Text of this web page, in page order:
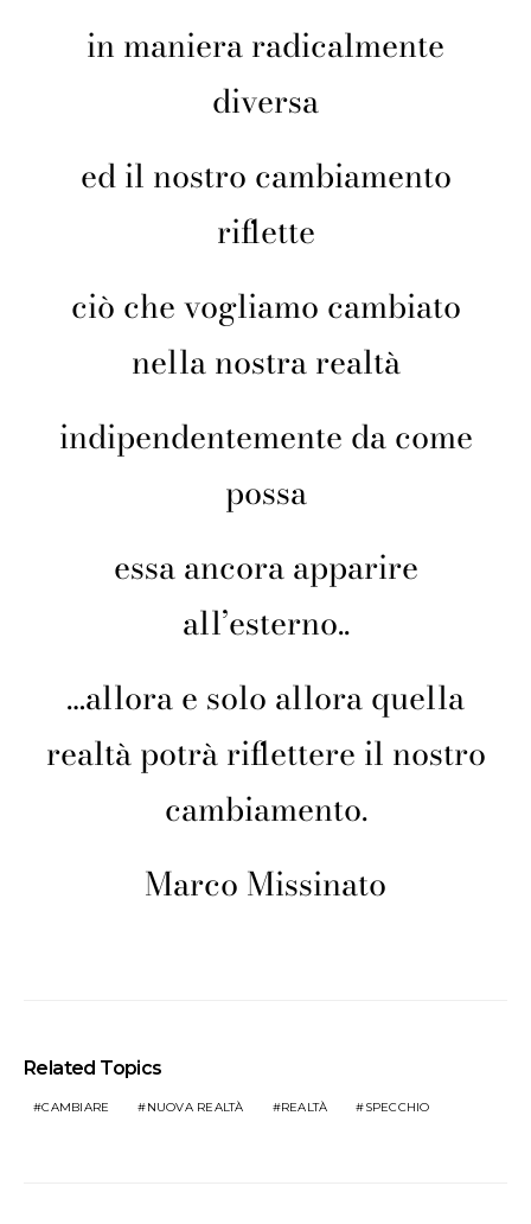
in maniera radicalmente
diversa
ed il nostro cambiamento
riflette
ciò che vogliamo cambiato
nella nostra realtà
indipendentemente da come
possa
essa ancora apparire
all’esterno..
…allora e solo allora quella
realtà potrà riflettere il nostro
cambiamento.
Marco Missinato
Related Topics
CAMBIARE NUOVA REALTÀ REALTÀ SPECCHIO